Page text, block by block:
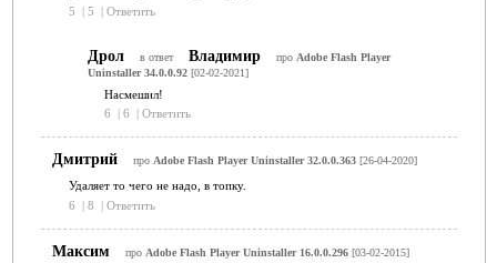
5
| 5 | Ответить
Дрол в ответ Владимир про Adobe Flash Player
Uninstaller 34.0.0.92[02-02-2021]
Насмешил!
6
| 6 | Ответить
Дмитрий про Adobe Flash Player Uninstaller 32.0.0.363[26-04-2020]
Удаляет то чего не надо, в топку.
6
| 8 | Ответить
Максим про Adobe Flash Player Uninstaller 16.0.0.296[03-02-2015]